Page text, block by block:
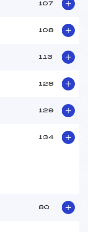
107
108
113
128
129
134
80